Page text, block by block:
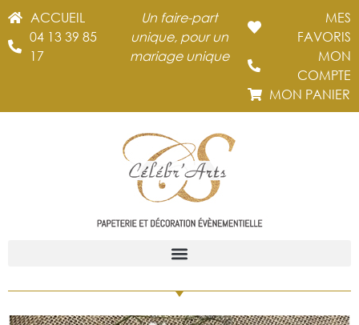
ACCUEIL
04 13 39 85
17
Un faire-part
unique, pour un
mariage unique
MES
FAVORIS
MON
COMPTE
MON PANIER